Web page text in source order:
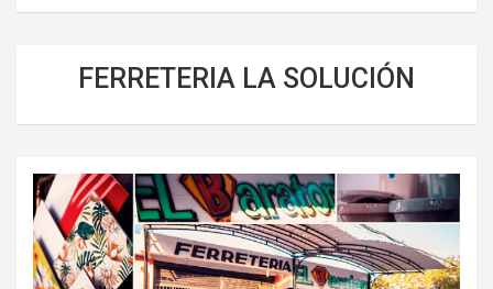
FERRETERIA LA SOLUCIÓN